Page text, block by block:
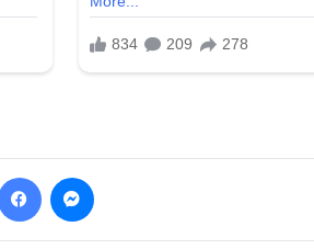
Facebook